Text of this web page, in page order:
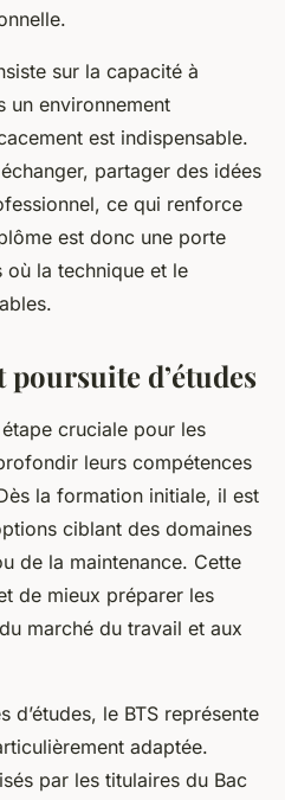
sur la capacité à
un environnement
est indispensable.
partager des idées
ce qui renforce
est donc une porte
où la technique et le
d’études
cruciale pour les
leurs compétences
la formation initiale, il est
ciblant des domaines
de la maintenance. Cette
de mieux préparer les
marché du travail et aux
d’études, le BTS représente
adaptée.
par les titulaires du Bac